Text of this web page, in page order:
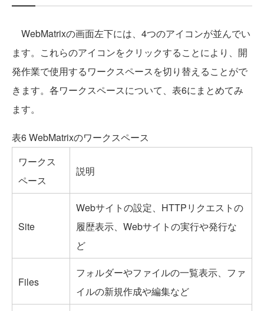
WebMatrixの画面左下には、4つのアイコンが並んでい
ます。これらのアイコンをクリックすることにより、開
発作業で使用するワークスペースを切り替えることがで
きます。各ワークスペースについて、表6にまとめてみ
ます。
表6 WebMatrixのワークスペース
ワークス
ペース
説明
Site
Webサイトの設定、HTTPリクエストの
履歴表示、Webサイトの実行や発行な
ど
Files
フォルダーやファイルの一覧表示、ファ
イルの新規作成や編集など